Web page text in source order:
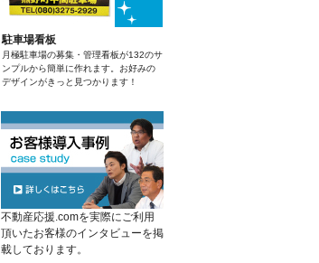
駐車場看板
月極駐車場の募集・管理看板が132のサ
ンプルから簡単に作れます。お好みの
デザインがきっと見つかります！
不動産応援.comを実際にご利用
頂いたお客様のインタビューを掲
載しております。